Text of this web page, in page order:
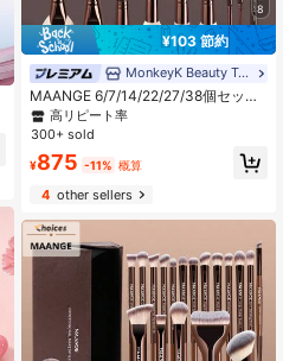
8
¥103 節約
MonkeyK Beauty Tool
MAANGE 6/7/14/22/27/38個セット
耐久性のあるアルミチューブ メイク
ブラシセット、21個のデュアルエン
き、ファンデーションブラシ、パウ
ダーブラシ、チークブラシ、コンシ
ーラーブラシ、コントゥアブラシ、
ウブラシ、アイシャドウブラシ、ア
イライナーブラシ、眉ブラシ、リッ
プメイクブラシ、ディテールブラシ
を含む。自宅または旅行に必需品、
メイクブラシセット、完璧なギフ
ト、彼女へのギフト
高リピート率
300+ sold
¥875 -11% 概算
4other sellers